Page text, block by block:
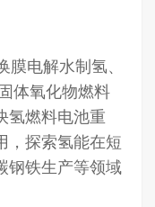
膜电解水制氢、
体氧化物燃料
氢燃料电池重
，探索氢能在短
钢铁生产等领域